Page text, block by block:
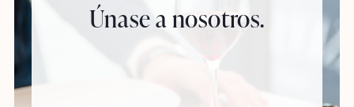
Únase a nosotros.